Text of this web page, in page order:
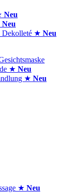
Neu
Neu
Dekolleté ★ Neu
★ Neu
★ Neu
★ Neu